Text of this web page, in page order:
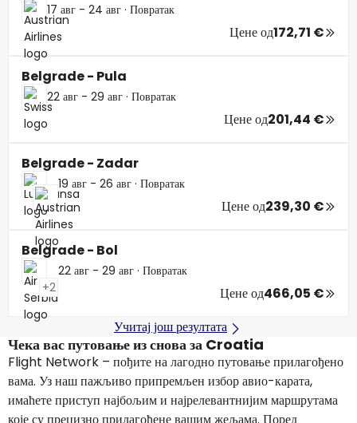
17 авг - 24 авг · Повратак
Цене од172,71 €
Belgrade - Pula
22 авг - 29 авг · Повратак
Цене од201,44 €
Belgrade - Zadar
19 авг - 26 авг · Повратак
Цене од239,30 €
Belgrade - Bol
+2
22 авг - 29 авг · Повратак
Цене од466,05 €
Учитај још резултата
Чека вас путовање из снова за Croatia
Flight Network – пођите на лагодно путовање прилагођено
вама. Уз наш пажљиво припремљен избор авио-карата,
имаћете приступ најбољим и најрелевантнијим маршрутама